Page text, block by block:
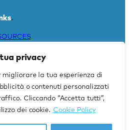
privacy
migliorare la tua esperienza di
o contenuti personalizzati
Cliccando “Accetta tutti”,
dei cookie. Cookie Policy
.
A
Words. All rights reserved.